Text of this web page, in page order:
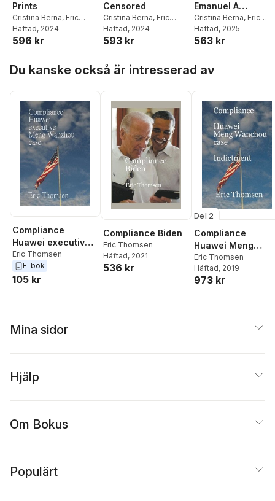
Prints
Cristina Berna, Eric
Thomsen
Häftad, 2024
596 kr
Censored
Cristina Berna, Eric
Thomsen
Häftad, 2024
593 kr
Emanuel A
Petersen
Cristina Berna, Eric
Thomsen
Häftad, 2025
563 kr
Du kanske också är intresserad av
Compliance
Huawei executive
Meng Wanzhou
case
Eric Thomsen
E-bok
105 kr
Compliance Biden
Eric Thomsen
Häftad, 2021
536 kr
Del 2
Compliance
Huawei Meng
Wanzhou Case -
Indictment
Eric Thomsen
Häftad, 2019
973 kr
Mina sidor
Hjälp
Om Bokus
Populärt